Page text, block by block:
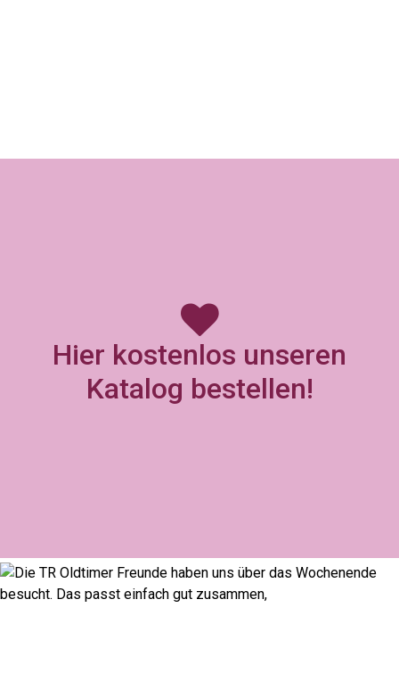
Hier kostenlos unseren
Katalog bestellen!